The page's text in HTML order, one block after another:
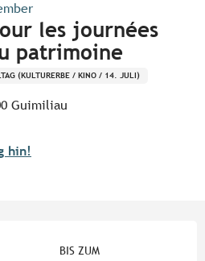
les journées
patrimoine
(KULTURERBE / KINO / 14. JULI)
Guimiliau
hin!
BIS ZUM